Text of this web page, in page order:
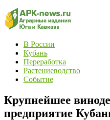
В России
Кубань
Переработка
Растениеводство
Событие
Крупнейшее
предприятие